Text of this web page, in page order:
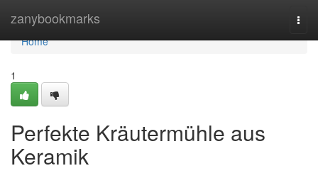
zanybookmarks
Home
Home
1
Perfekte Kräutermühle aus
Keramik